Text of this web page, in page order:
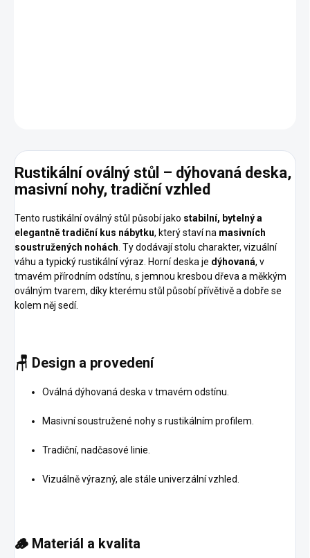
Rustikální oválný stůl – dýhovaná deska,
masivní nohy, tradiční vzhled
Tento rustikální oválný stůl působí jako stabilní, bytelný a
elegantně tradiční kus nábytku, který staví na masivních
soustružených nohách . Ty dodávají stolu charakter, vizuální
váhu a typický rustikální výraz. Horní deska je dýhovaná, v
tmavém přírodním odstínu, s jemnou kresbou dřeva a měkkým
oválným tvarem, díky kterému stůl působí přívětivě a dobře se
kolem něj sedí.
🪑 Design a provedení
Oválná dýhovaná deska v tmavém odstínu.
Masivní soustružené nohy s rustikálním profilem.
Tradiční, nadčasové linie.
Vizuálně výrazný, ale stále univerzální vzhled.
🪵 Materiál a kvalita